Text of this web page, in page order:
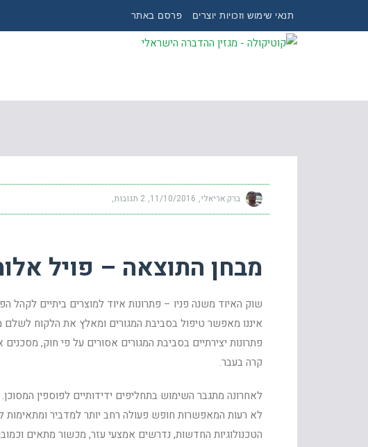
תנאי שימוש וזכויות יוצרים פרסם באתר
ברק אריאלי 11/10/2016 2 תגובות
מבחן התוצאה – פויל
שוק האיוד משנה פניו – פתרונות איוד למוצרים ביתיים לקהל
איננו מאפשר טיפול בסביבת המגורים ומאלץ את הלקוח לשלם
פתרונות יצירתיים בסביבת המגורים אסורים על פי חוק,
קרה בעבר.
לאחרונה מתגבר השימוש בתחליפים ידידותיים לפוספין
לא רעות המאפשרות חופש פעולה רחב יותר למדביר ומתאימות
הטכנולוגיות החדשות, נדרשים אמצעי עזר, מכשור מתאים